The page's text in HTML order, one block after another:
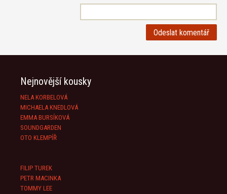
Nejnovější kousky
NELA KORBELOVÁ
MICHAELA KNEDLOVÁ
EMMA BURSÍKOVÁ
SOUNDGARDEN
OTO KLEMPÍŘ
FILIP TUREK
PETR MACINKA
TOMMY LEE